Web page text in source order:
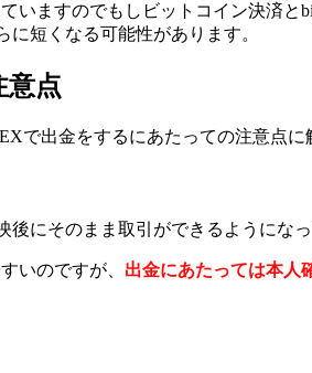
いますのでもしビットコイン決済
短くなる可能性があります。
意点
で出金をするにあたっての注意点に
にそのまま取引ができるようになっ
いのですが、 出金にあたっては本人